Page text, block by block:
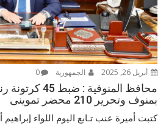
أبريل 26, 2025 الجمهورية 0
محافظ المنوفية
بمنوف وتحرير 210 محضر تموينى
كتبت أميرة عنب تـابع اليوم اللواء